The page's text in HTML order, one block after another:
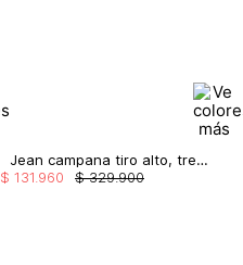
Jean campana tiro alto, tres bolsillos
$ 329.900
$ 131 960